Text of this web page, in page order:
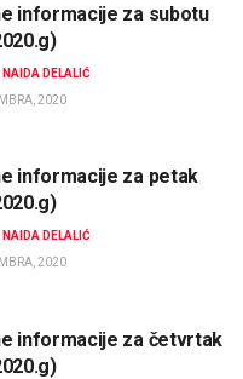
informacije za subotu
NAIDA DELALIĆ
2020
informacije za petak
NAIDA DELALIĆ
2020
informacije za četvrtak